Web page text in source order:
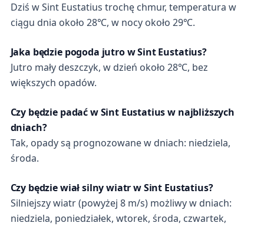
Dziś w Sint Eustatius trochę chmur, temperatura w
ciągu dnia około 28℃, w nocy około 29℃.
Jaka będzie pogoda jutro w Sint Eustatius?
Jutro mały deszczyk, w dzień około 28℃, bez
większych opadów.
Czy będzie padać w Sint Eustatius w najbliższych
dniach?
Tak, opady są prognozowane w dniach: niedziela,
środa.
Czy będzie wiał silny wiatr w Sint Eustatius?
Silniejszy wiatr (powyżej 8 m/s) możliwy w dniach:
niedziela, poniedziałek, wtorek, środa, czwartek,